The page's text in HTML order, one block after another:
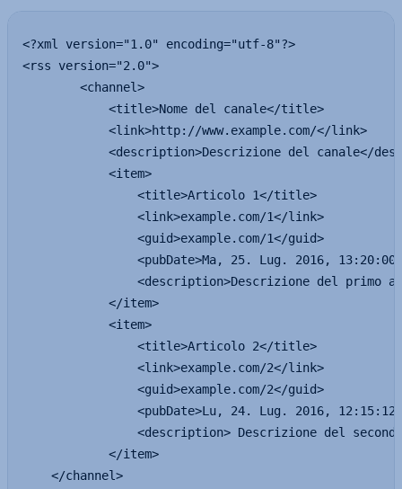
<?xml version="1.0" encoding="utf-8"?>
<rss version="2.0">
        <channel>
            <title>Nome del canale</title>
            <link>http://www.example.com/</link>
<description>Descrizione del canale</
            <item>
                <title>Articolo 1</title>
                <link>example.com/1</link>
                <guid>example.com/1</guid>
<pubDate>Ma, 25. Lug. 2016, 13:20:00
<description>Descrizione del primo
            </item>
            <item>
                <title>Articolo 2</title>
                <link>example.com/2</link>
                <guid>example.com/2</guid>
<pubDate>Lu, 24. Lug. 2016, 12:15:12
<description> Descrizione del
            </item>
    </channel>